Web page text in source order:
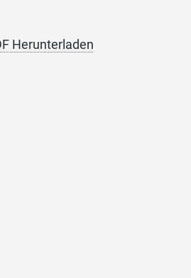
Herunterladen